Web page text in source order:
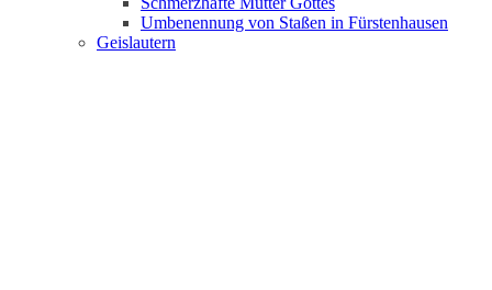
Umbenennung von Staßen in Fürstenhausen
Geislautern